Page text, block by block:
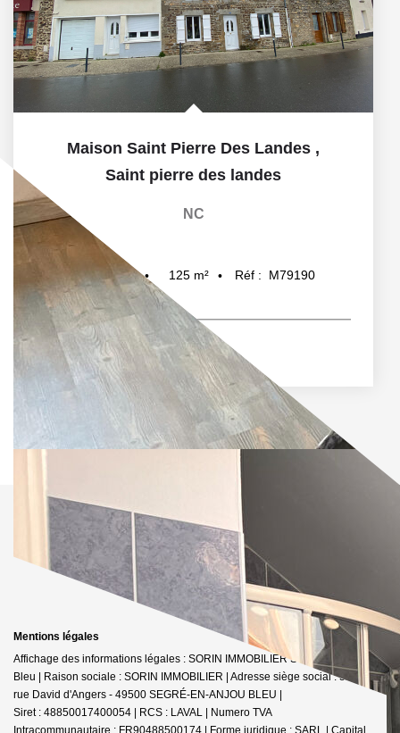
Maison Saint Pierre Des Landes ,
Saint pierre des landes
NC
4pièce(s) 125 m² Réf : M79190
Mentions légales
Affichage des informations légales : SORIN IMMOBILIER Segré-en-Anjou
Bleu | Raison sociale : SORIN IMMOBILIER | Adresse siège social : 52 bis
rue David d'Angers - 49500 SEGRÉ-EN-ANJOU BLEU |
Siret : 48850017400054 | RCS : LAVAL | Numero TVA